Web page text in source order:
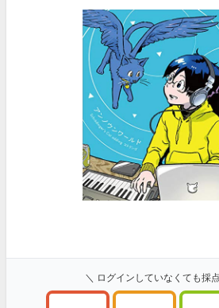
＼ ログインしていなくても採